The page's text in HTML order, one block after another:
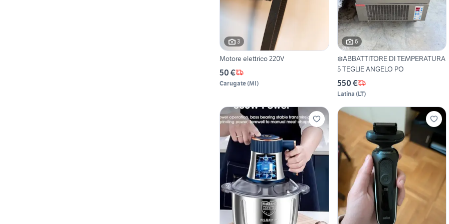
3
Motore elettrico 220V
50 €
Carugate(MI)
6
❄️ABBATTITORE DI TEMPERATURA
5 TEGLIE ANGELO PO
550 €
Latina (LT)